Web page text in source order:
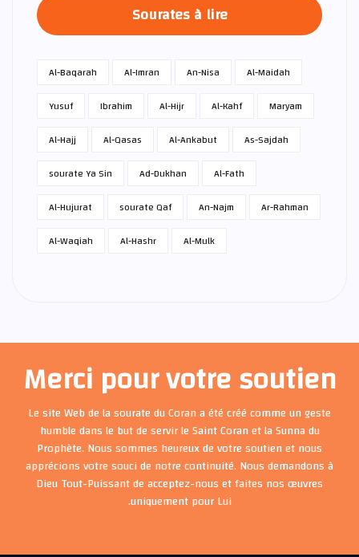
Sourates à lire
Al-Baqarah Al-Imran An-Nisa
Al-Maidah
Yusuf
Ibrahim Al-Hijr Al-Kahf
Maryam
Al-Hajj
Al-Qasas Al-Ankabut
As-Sajdah
sourate Ya Sin
Ad-Dukhan
Al-Fath
Al-Hujurat
sourate Qaf An-Najm
Ar-Rahman
Al-Waqiah
Al-Hashr Al-Mulk
Merci pour votre soutien
Le site Web de la sourate du Coran a été créé comme un geste
humble dans le but de servir le Saint Coran et la Sunna du
Prophète. Nous sommes heureux de votre soutien et nous
apprécions votre souci de notre continuité. Nous demandons à
Dieu Tout-Puissant de acceptez-nous et faites nos œuvres
uniquement pour Lui.